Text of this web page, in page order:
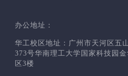
办公地址：
华工校区地址：广州市天河区五
373号华南理工大学国家科技园金
区3楼